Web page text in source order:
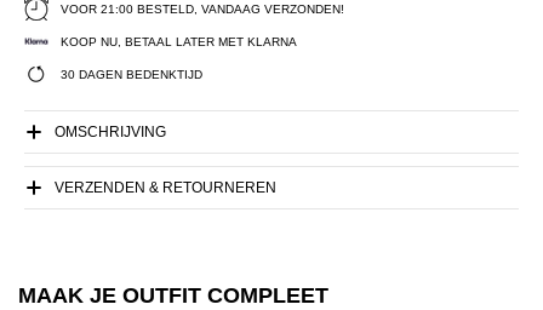
VOOR 21:00 BESTELD, VANDAAG VERZONDEN!
KOOP NU, BETAAL LATER MET KLARNA
30 DAGEN BEDENKTIJD
OMSCHRIJVING
VERZENDEN & RETOURNEREN
MAAK JE OUTFIT COMPLEET